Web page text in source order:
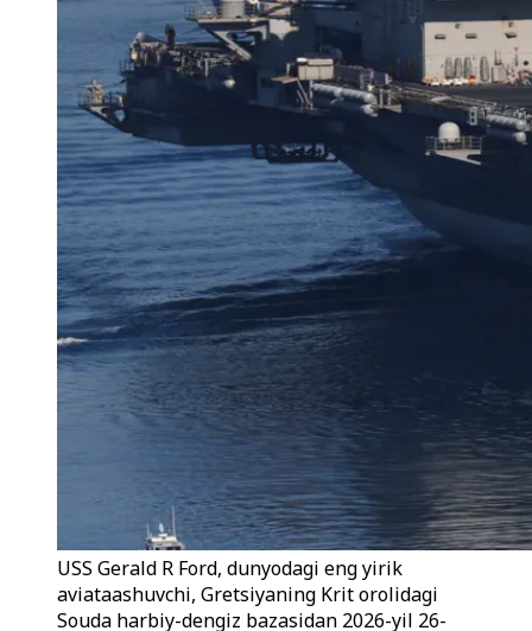
USS Gerald R Ford, dunyodagi eng yirik
aviataashuvchi, Gretsiyaning Krit orolidagi
Souda harbiy-dengiz bazasidan 2026-yil 26-